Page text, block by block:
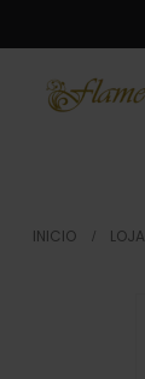
INICIO LOJA